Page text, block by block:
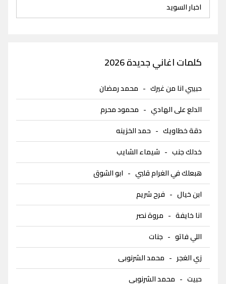
اخبار السويد
كلمات اغاني جديدة 2026
حبيبي انا من غيرك - محمد رمضان
الدلع على الهادي - محمود محرم
دقة خطاويك - حمد الخزينه
خدلك جنب - شيماء الشايب
هبعلك في الغرام قلبي - ابو الشوق
ابن خيال - فرح شريم
انا خايفة - مروة نصر
اللي فاتو - جنات
زي الغجر - محمد الشرنوبى
حبيت - محمد الشرنوبى